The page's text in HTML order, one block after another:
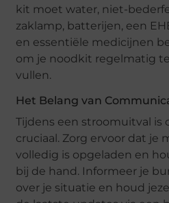
kit moet water, niet-
zaklamp, batterijen, een
en essentiële medicijnen
om je noodkit regelmatig
vullen.
Het Belang van
Tijdens een stroomuitval is
cruciaal. Zorg ervoor dat je
volledig is opgeladen en
bij de hand. Informeer je
over je situatie en houd